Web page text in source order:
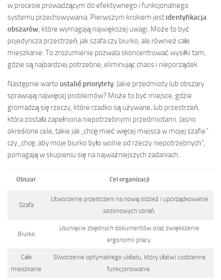
w procesie prowadzącym do efektywnego i funkcjonalnego
systemu przechowywania. Pierwszym krokiem jest identyfikacja
obszarów , które wymagają największej uwagi. Może to być
pojedyncza przestrzeń, jak szafa czy biurko, ale również całe
mieszkanie. To zrozumienie pozwala skoncentrować wysiłki tam,
gdzie są najbardziej potrzebne, eliminując chaos i nieporządek.
Następnie warto ustalić priorytety . Jakie przedmioty lub obszary
sprawiają najwięcej problemów? Może to być miejsce, gdzie
gromadzą się rzeczy, które rzadko są używane, lub przestrzeń,
która została zapełniona niepotrzebnymi przedmiotami. Jasno
określone cele, takie jak „chcę mieć więcej miejsca w mojej szafie”
czy „chcę, aby moje biurko było wolne od rzeczy niepotrzebnych”,
pomagają w skupieniu się na najważniejszych zadaniach.
Obszar Cel organizacji
Szafa
Utworzenie przestrzeni na nową odzież i uporządkowanie
sezonowych ubrań.
Biurko
Usunięcie zbędnych dokumentów oraz zwiększenie
ergonomii pracy.
Całe
mieszkanie
Stworzenie optymalnego układu, który ułatwi codzienne
funkcjonowanie.